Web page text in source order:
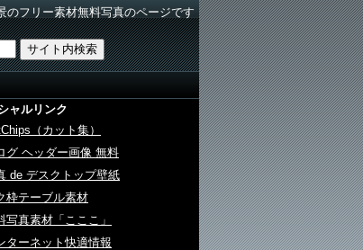
のフリー素材無料写真のページです
ャルリンク
（カット集）
グ ヘッダー画像 無料
de デスクトップ壁紙
枠テーブル素材
写真素材「こここ」
ターネット快適情報